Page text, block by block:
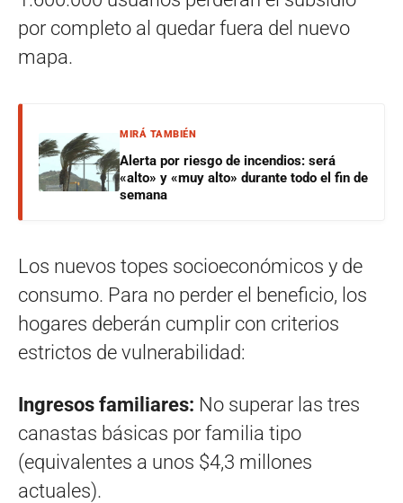
por completo al quedar fuera del nuevo
mapa.
MIRÁ TAMBIÉN
Alerta por riesgo de incendios: será
«alto» y «muy alto» durante todo el fin de
semana
Los nuevos topes socioeconómicos y de
consumo. Para no perder el beneficio, los
hogares deberán cumplir con criterios
estrictos de vulnerabilidad:
Ingresos familiares: No superar las tres
canastas básicas por familia tipo
(equivalentes a unos $4,3 millones
actuales).